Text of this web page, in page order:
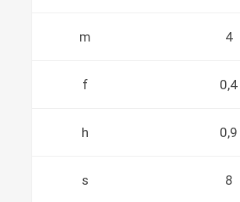
m 4
f 0,4
h 0,9
s 8